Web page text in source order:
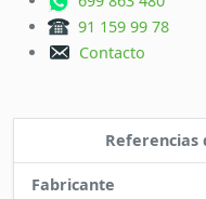
91 159 99 78
Contacto
Referencias
Fabricante